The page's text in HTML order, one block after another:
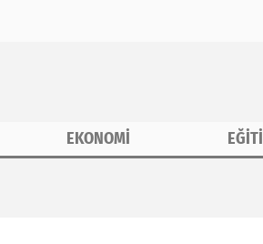
EKONOMİ